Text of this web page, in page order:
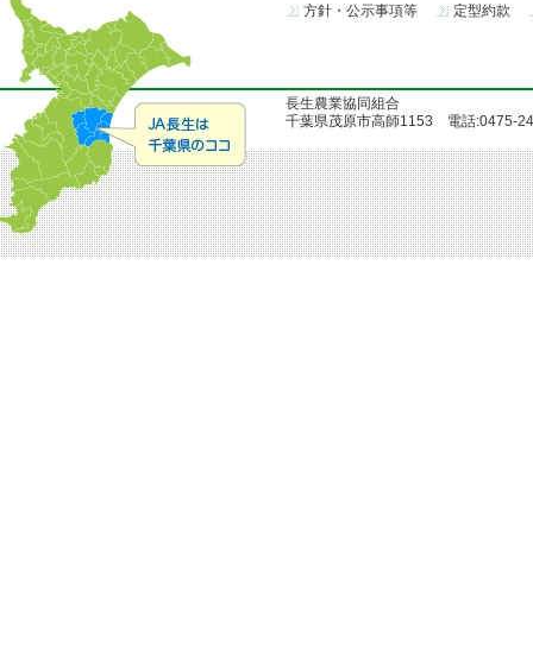
方針・公示事項等 定型約款
長生農業協同組合
千葉県茂原市高師1153 電話:0475-